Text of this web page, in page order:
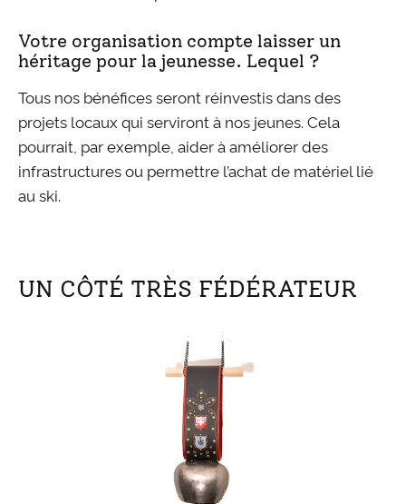
Votre organisation compte laisser un
héritage pour la jeunesse. Lequel ?
Tous nos bénéfices seront réinvestis dans des
projets locaux qui serviront à nos jeunes. Cela
pourrait, par exemple, aider à améliorer des
infrastructures ou permettre l’achat de matériel lié
au ski.
UN CÔTÉ TRÈS FÉDÉRATEUR